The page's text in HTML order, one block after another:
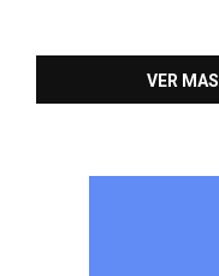
VER